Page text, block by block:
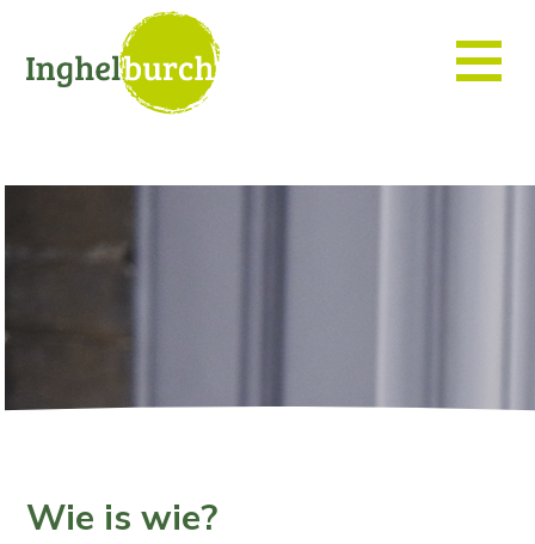
Wie is wie?